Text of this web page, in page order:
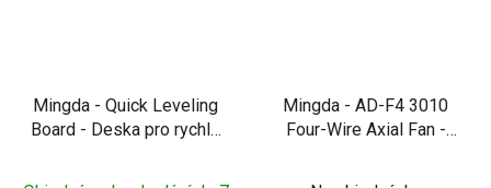
Mingda - Quick Leveling
Board - Deska pro rychlé
Mingda - AD-F4 3010
Four-Wire Axial Fan -